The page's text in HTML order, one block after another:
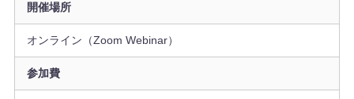
開催場所
オンライン（Zoom Webinar）
参加費